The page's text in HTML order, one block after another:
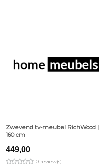
Zwevend tv-meubel RichWood |
160 cm
449,00
0 review(s)